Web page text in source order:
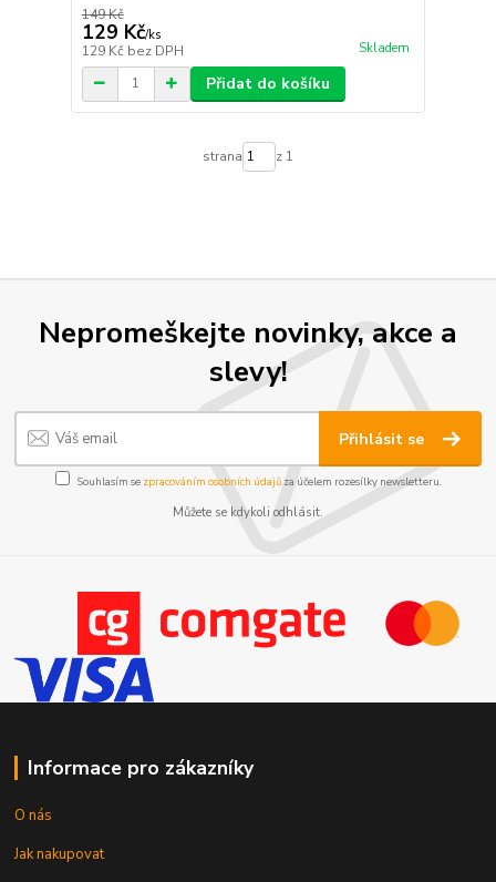
149 Kč
129 Kč/ks
129 Kč bez DPH Skladem
Přidat do košíku
strana z 1
Nepromeškejte novinky, akce a
slevy!
Přihlásit se
Souhlasím se zpracováním osobních údajůza účelem rozesílky newsletteru.
Můžete se kdykoli odhlásit.
Informace pro zákazníky
O nás
Jak nakupovat